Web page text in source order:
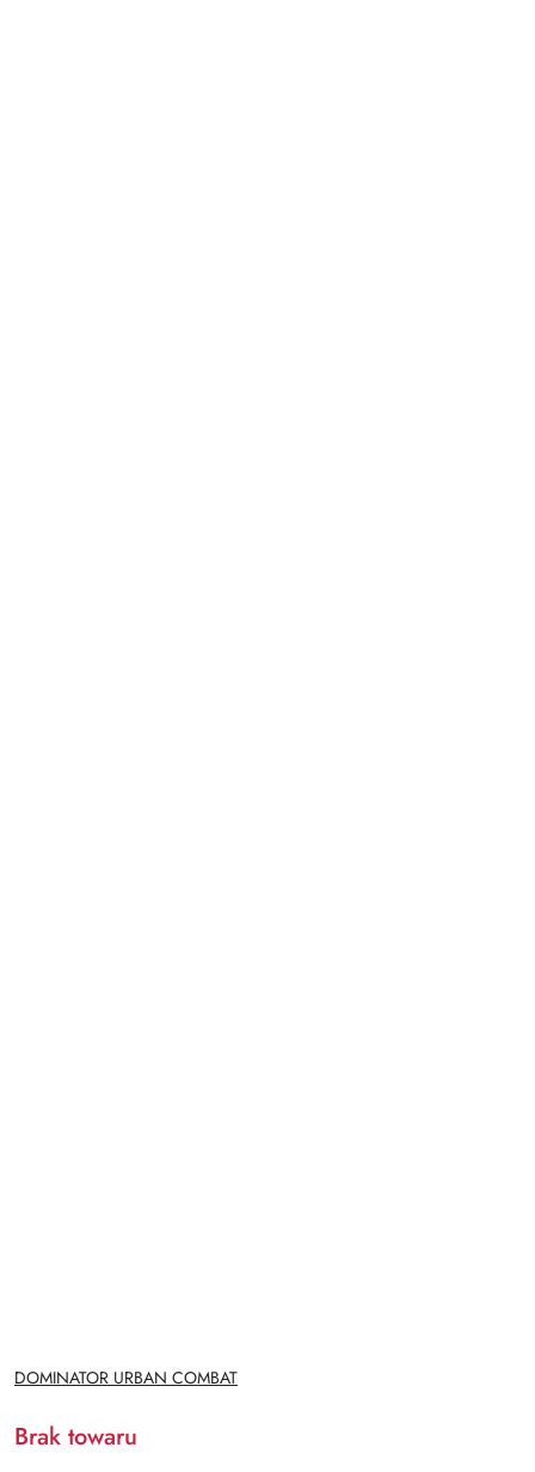
NAZWA
PRODUCENTA:
DOMINATOR URBAN COMBAT
Brak towaru